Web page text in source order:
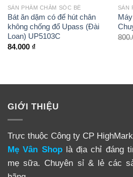
vẫn đảm bảo như ban đầu.
– Tránh tầm tay của trẻ em
Comments
Lời nhắn
SẢN PHẨM CHĂM SÓC BÉ
Bát ăn dặm có đế hút chân
không chống đổ Upass (Đài
Loan) UP5103C
84.000 ₫
SẢN
GIỚI THIỆU
Trực thuộc Công ty CP HighMark
Mẹ Vân Shoplà địa chỉ đáng
mẹ sữa. Chuyên sỉ & lẻ các